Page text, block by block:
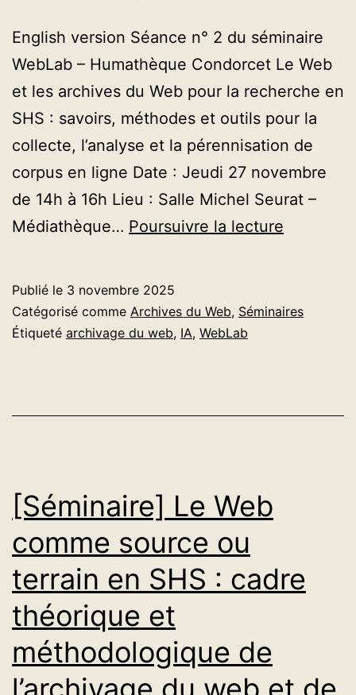
English version Séance n° 2 du séminaire
WebLab – Humathèque Condorcet Le Web
et les archives du Web pour la recherche en
SHS : savoirs, méthodes et outils pour la
collecte, l’analyse et la pérennisation de
corpus en ligne Date : Jeudi 27 novembre
de 14h à 16h Lieu : Salle Michel Seurat –
Médiathèque… Poursuivre la lecture
web
de
Publié le 3 novembre 2025
Catégorisé comme Archives du Web, Séminaires
Étiqueté archivage du web, IA, WebLab
[Séminaire] Le Web
comme source ou
terrain en SHS : cadre
théorique et
méthodologique de